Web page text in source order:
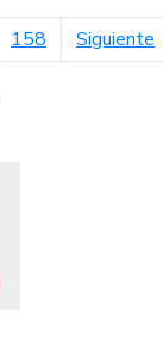
158 Siguiente